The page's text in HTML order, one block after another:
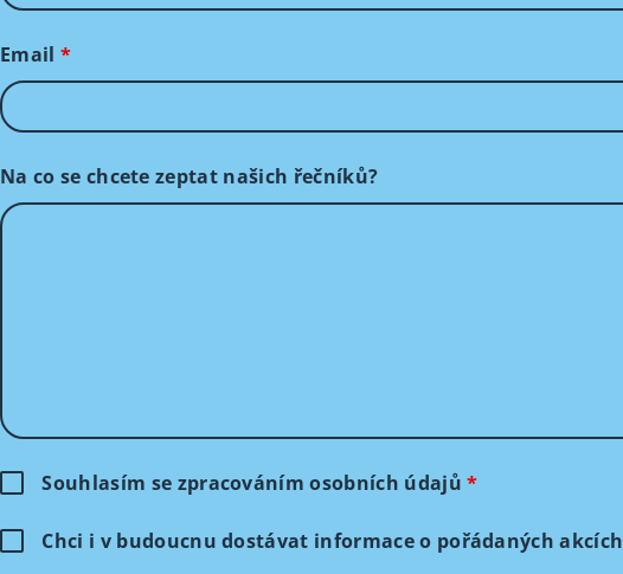
Email *
Na co se chcete zeptat našich řečníků?
Souhlasím se zpracováním osobních údajů*
Chci i v budoucnu dostávat informace o pořádaných akcích